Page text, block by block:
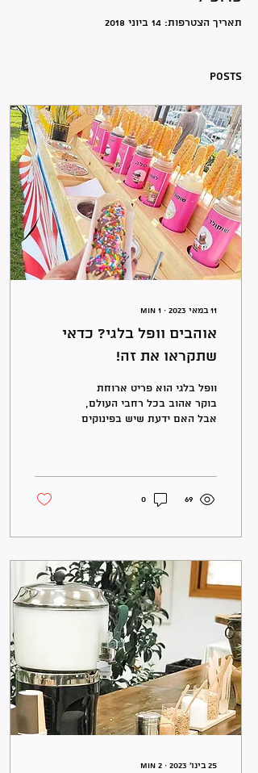
תאריך הצטרפות: 14 ביוני 2018
Posts
11 במאי 2023 ∙
1
min
אוהבים וופל בלגי? כדאי
שתקראו את זה!
וופל בלגי הוא פריט ארוחת
בוקר אהוב בכל רחבי העולם,
אבל האם ידעת שיש בפינוקים
69
0
25 בינו׳ 2023 ∙
2
min